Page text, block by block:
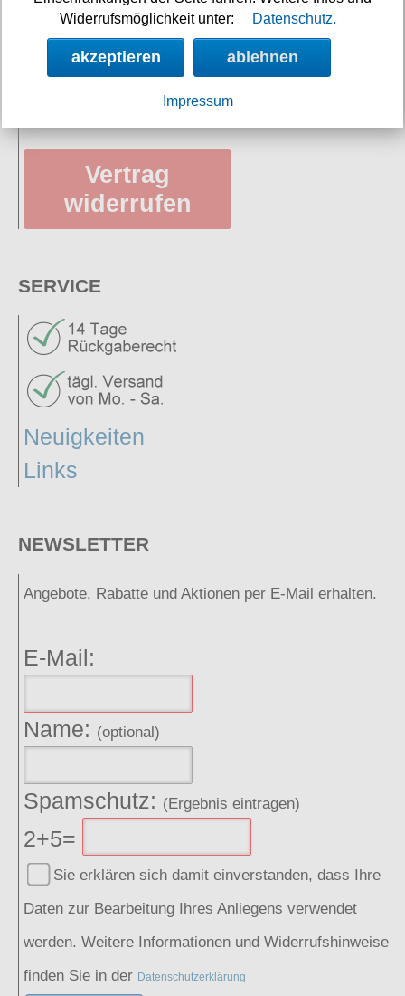
Versandkosten
Datenschutz
Vertrag
widerrufen
SERVICE
Neuigkeiten
Links
NEWSLETTER
Angebote, Rabatte und Aktionen per E-Mail erhalten.
E-Mail:
Name: (optional)
Spamschutz: (Ergebnis eintragen)
2+5=
Sie erklären sich damit einverstanden, dass Ihre
Daten zur Bearbeitung Ihres Anliegens verwendet
werden. Weitere Informationen und Widerrufshinweise
finden Sie in der Datenschutzerklärung
Widerrufsmöglichkeit unter:
Datenschutz.
akzeptieren ablehnen
Impressum